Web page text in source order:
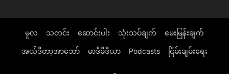
မူလ သတင်း ဆောင်းပါး သုံးသပ်ချက် မေးမြန်းချက်
အယ်ဒီတာ့အာဘော် မာဒီမီဒီယာ Podcasts ငြိမ်းချမ်းရေး